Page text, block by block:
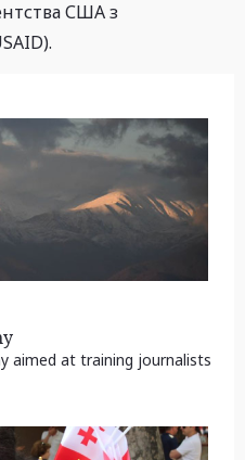
США з
aimed at training journalists